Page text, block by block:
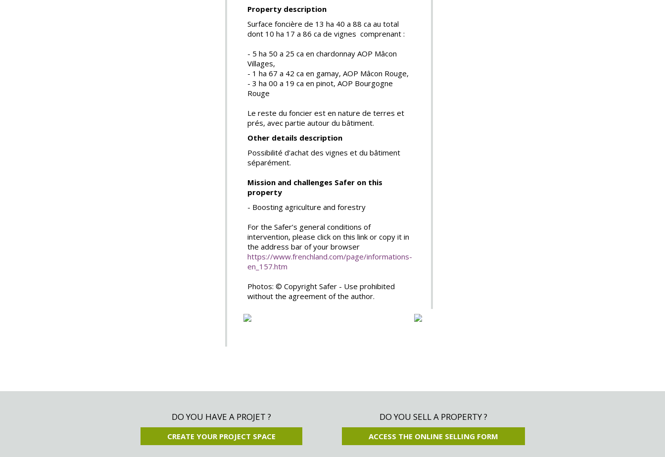
Property description
Surface foncière de 13 ha 40 a 88 ca au total
dont 10 ha 17 a 86 ca de vignes comprenant :
- 5 ha 50 a 25 ca en chardonnay AOP Mâcon
Villages,
- 1 ha 67 a 42 ca en gamay, AOP Mâcon Rouge,
- 3 ha 00 a 19 ca en pinot, AOP Bourgogne
Rouge
Le reste du foncier est en nature de terres et
prés, avec partie autour du bâtiment.
Other details description
Possibilité d'achat des vignes et du bâtiment
séparément.
Mission and challenges Safer on this
property
- Boosting agriculture and forestry
For the Safer’s general conditions of
intervention, please click on this link or copy it in
the address bar of your browser
https://www.frenchland.com/page/informations-
en_157.htm
Photos: © Copyright Safer - Use prohibited
without the agreement of the author.
DO YOU HAVE A PROJET ?
CREATE YOUR PROJECT SPACE
DO YOU SELL A PROPERTY ?
ACCESS THE ONLINE SELLING FORM